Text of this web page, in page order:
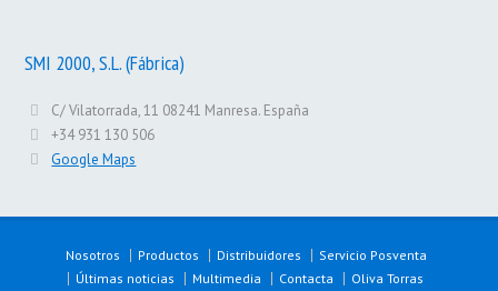
SMI 2000, S.L. (Fábrica)
C/ Vilatorrada, 11 08241 Manresa. España
+34 931 130 506
Google Maps
Nosotros Productos Distribuidores
Servicio Posventa
Últimas noticias
Multimedia Contacta
Oliva Torras